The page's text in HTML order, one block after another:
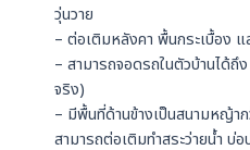
วุ่นวาย
– ต่อเติมหลังคา พื้นกระเบื้อง แ
– สามารถจอดรถในตัวบ้านได้ถึ
จริง)
– มีพื้นที่ด้านข้างเป็นสนามหญ้า
สามารถต่อเติมทำสระว่ายน้ำ บ่